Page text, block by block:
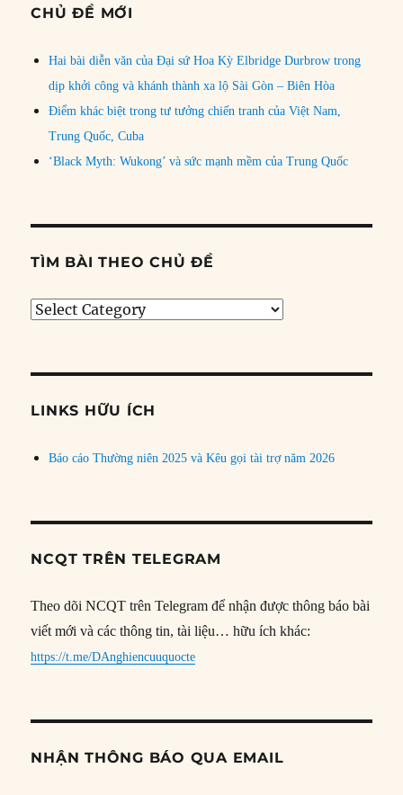
CHỦ ĐỀ MỚI
Hai bài diễn văn của Đại sứ Hoa Kỳ Elbridge Durbrow trong
dịp khởi công và khánh thành xa lộ Sài Gòn – Biên Hòa
Điểm khác biệt trong tư tưởng chiến tranh của Việt Nam,
Trung Quốc, Cuba
‘Black Myth: Wukong’ và sức mạnh mềm của Trung Quốc
TÌM BÀI THEO CHỦ ĐỀ
Tìm
đề
LINKS HỮU ÍCH
Báo cáo Thường niên 2025 và Kêu gọi tài trợ năm 2026
NCQT TRÊN TELEGRAM
Theo dõi NCQT trên Telegram để nhận được thông báo bài
viết mới và các thông tin, tài liệu… hữu ích khác:
https://t.me/DAnghiencuuquocte
NHẬN THÔNG BÁO QUA EMAIL